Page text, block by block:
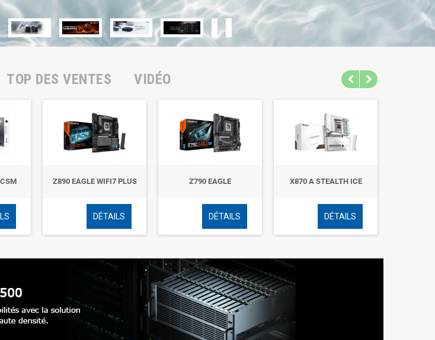
TOP DES VENTES VIDÉO
Z890 EAGLE WIFI7 PLUS
DÉTAILS
Z790 EAGLE
DÉTAILS
X870 A STEALTH ICE
DÉTAILS